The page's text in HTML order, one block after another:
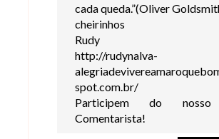
cada queda.”(Oliver
cheirinhos
Rudy
http://rudynalva-
spot.com.br/
Participem do
Comentarista!